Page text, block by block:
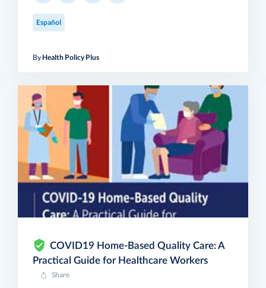
ByHealth Policy Plus
Español
COVID19 Home-Based Quality Care: A
Practical Guide for Healthcare Workers
Share